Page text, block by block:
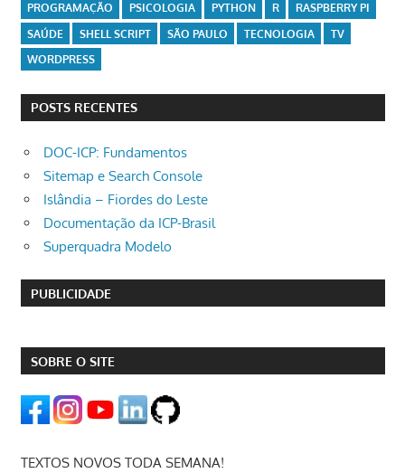
PROGRAMAÇÃO
PSICOLOGIA PYTHON R
RASPBERRY PI
SAÚDE
SHELL SCRIPT SÃO PAULO TECNOLOGIA
TV
WORDPRESS
POSTS RECENTES
DOC-ICP: Fundamentos
Sitemap e Search Console
Islândia – Fiordes do Leste
Documentação da ICP-Brasil
Superquadra Modelo
PUBLICIDADE
SOBRE O SITE
TEXTOS NOVOS TODA SEMANA!